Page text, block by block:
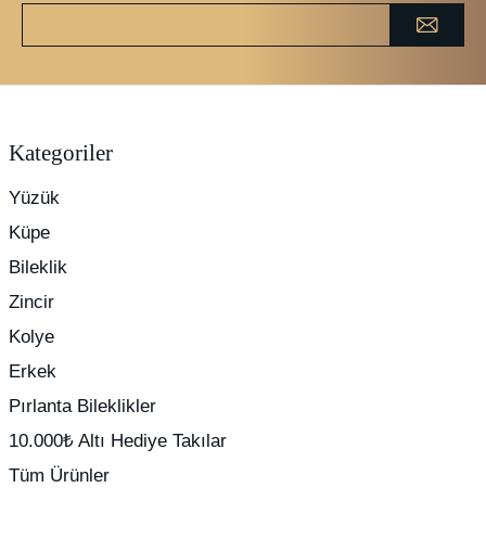
Kategoriler
Yüzük
Küpe
Bileklik
Zincir
Kolye
Erkek
Pırlanta Bileklikler
10.000₺ Altı Hediye Takılar
Tüm Ürünler